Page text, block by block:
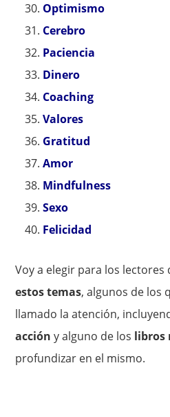
Optimismo
Cerebro
Paciencia
Dinero
Coaching
Valores
Gratitud
Amor
Mindfulness
Sexo
Felicidad
Voy a elegir para los
estos temas, algunos de los
llamado la atención,
acción y alguno de los libros
profundizar en el mismo.